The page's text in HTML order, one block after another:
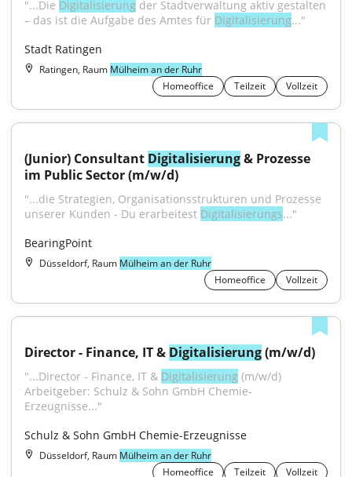
"...Die Digitalisierung der Stadtverwaltung aktiv gestalten
– das ist die Aufgabe des Amtes für Digitalisierung..."
Stadt Ratingen
Ratingen, Raum Mülheim an der Ruhr
Homeoffice
Teilzeit Vollzeit
(Junior) Consultant Digitalisierung & Prozesse
im Public Sector (m/w/d)
"...die Strategien, Organisationsstrukturen und Prozesse
unserer Kunden - Du erarbeitest Digitalisierungs..."
BearingPoint
Düsseldorf, Raum Mülheim an der Ruhr
Homeoffice
Vollzeit
Director - Finance, IT & Digitalisierung (m/w/d)
"...Director - Finance, IT & Digitalisierung (m/w/d)
Arbeitgeber: Schulz & Sohn GmbH Chemie-
Erzeugnisse..."
Schulz & Sohn GmbH Chemie-Erzeugnisse
Düsseldorf, Raum Mülheim an der Ruhr
Homeoffice
Teilzeit Vollzeit